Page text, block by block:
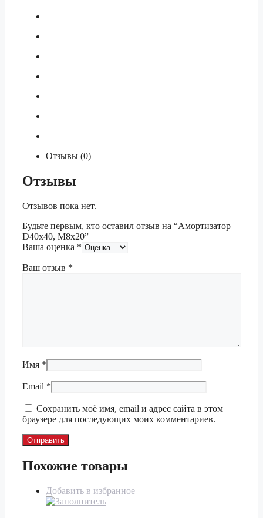
Отзывы (0)
Отзывы
Отзывов пока нет.
Будьте первым, кто оставил отзыв на “Амортизатор
D40x40, M8x20”
Ваша оценка *
Ваш отзыв *
Имя *
Email *
Сохранить моё имя, email и адрес сайта в этом
браузере для последующих моих комментариев.
Похожие товары
Добавить в избранное